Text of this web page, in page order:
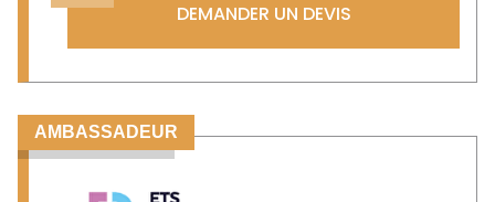
DEMANDER UN DEVIS
AMBASSADEUR